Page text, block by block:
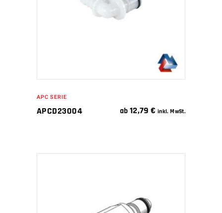
IN DEN WARENKORB
APC SERIE
APCD23004 ab 12,79€ inkl. MwSt.